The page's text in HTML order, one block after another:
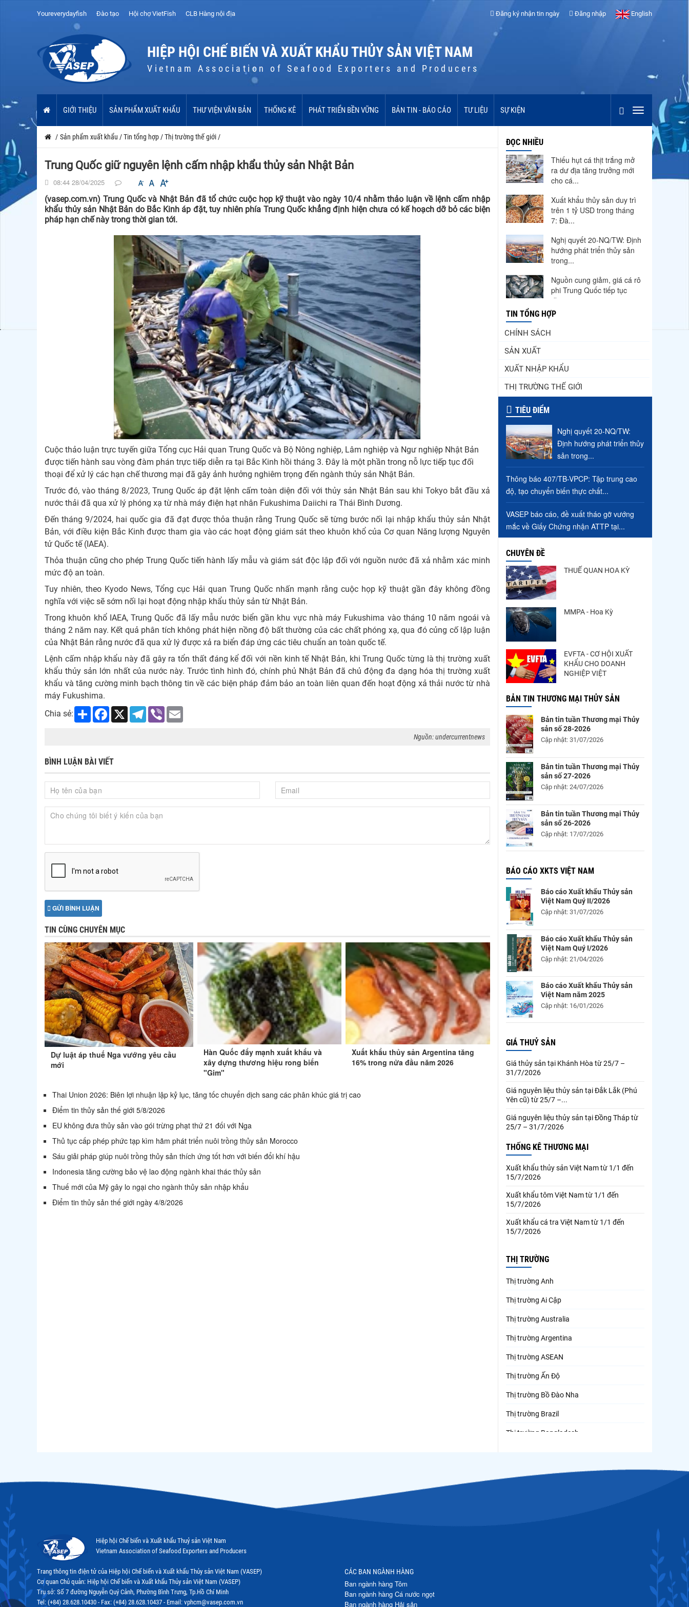
Youreverydayfish Đào tạo Hội chợ VietFish CLB Hàng nội địa Đăng ký nhận tin ngày Đăng nhập English
HIỆP HỘI CHẾ BIẾN VÀ XUẤT KHẨU THỦY SẢN VIỆT NAM
Vietnam Association of Seafood Exporters and Producers
GIỚI THIỆU SẢN PHẨM XUẤT KHẨU THƯ VIỆN VĂN BẢN THỐNG KÊ PHÁT TRIỂN BỀN VỮNG BẢN TIN - BÁO CÁO TƯ LIỆU SỰ KIỆN
/ Sản phẩm xuất khẩu /Tin tổng hợp /Thị trường thế giới /
Trung Quốc giữ nguyên lệnh cấm nhập khẩu thủy sản Nhật Bản
08:44 28/04/2025
(vasep.com.vn) Trung Quốc và Nhật Bản đã tổ chức cuộc họp kỹ thuật vào ngày 10/4 nhằm thảo luận về lệnh cấm nhập
khẩu thủy sản Nhật Bản do Bắc Kinh áp đặt, tuy nhiên phía Trung Quốc khẳng định hiện chưa có kế hoạch dỡ bỏ các biện
pháp hạn chế này trong thời gian tới.
Cuộc thảo luận trực tuyến giữa Tổng cục Hải quan Trung Quốc và Bộ Nông nghiệp, Lâm nghiệp và Ngư nghiệp Nhật Bản
được tiến hành sau vòng đàm phán trực tiếp diễn ra tại Bắc Kinh hồi tháng 3. Đây là một phần trong nỗ lực tiếp tục đối
thoại để xử lý các hạn chế thương mại đã gây ảnh hưởng nghiêm trọng đến ngành thủy sản Nhật Bản.
Trước đó, vào tháng 8/2023, Trung Quốc áp đặt lệnh cấm toàn diện đối với thủy sản Nhật Bản sau khi Tokyo bắt đầu xả
nước thải đã qua xử lý phóng xạ từ nhà máy điện hạt nhân Fukushima Daiichi ra Thái Bình Dương.
Đến tháng 9/2024, hai quốc gia đã đạt được thỏa thuận rằng Trung Quốc sẽ từng bước nối lại nhập khẩu thủy sản Nhật
Bản, với điều kiện Bắc Kinh được tham gia vào các hoạt động giám sát theo khuôn khổ của Cơ quan Năng lượng Nguyên
tử Quốc tế (IAEA).
Thỏa thuận cũng cho phép Trung Quốc tiến hành lấy mẫu và giám sát độc lập đối với nguồn nước đã xả nhằm xác minh
mức độ an toàn.
Tuy nhiên, theo Kyodo News, Tổng cục Hải quan Trung Quốc nhấn mạnh rằng cuộc họp kỹ thuật gần đây không đồng
nghĩa với việc sẽ sớm nối lại hoạt động nhập khẩu thủy sản từ Nhật Bản.
Trong khuôn khổ IAEA, Trung Quốc đã lấy mẫu nước biển gần khu vực nhà máy Fukushima vào tháng 10 năm ngoái và
tháng 2 năm nay. Kết quả phân tích không phát hiện nồng độ bất thường của các chất phóng xạ, qua đó củng cố lập luận
của Nhật Bản rằng nước đã qua xử lý được xả ra biển đáp ứng các tiêu chuẩn an toàn quốc tế.
Lệnh cấm nhập khẩu này đã gây ra tổn thất đáng kể đối với nền kinh tế Nhật Bản, khi Trung Quốc từng là thị trường xuất
khẩu thủy sản lớn nhất của nước này. Trước tình hình đó, chính phủ Nhật Bản đã chủ động đa dạng hóa thị trường xuất
khẩu và tăng cường minh bạch thông tin về các biện pháp đảm bảo an toàn liên quan đến hoạt động xả thải nước từ nhà
máy Fukushima.
Chia sẻ:
Share Facebook
X Telegram
Viber
Nguồn: undercurrentnews
BÌNH LUẬN BÀI VIẾT
GỬI BÌNH LUẬN
TIN CÙNG CHUYÊN MỤC
Dự luật áp thuế Nga vướng yêu cầu
mới
Hàn Quốc đẩy mạnh xuất khẩu và
xây dựng thương hiệu rong biển
"Gim"
Xuất khẩu thủy sản Argentina tăng
16% trong nửa đầu năm 2026
Thai Union 2026: Biên lợi nhuận lập kỷ lục, tăng tốc chuyển dịch sang các phân khúc giá trị cao
Điểm tin thủy sản thế giới 5/8/2026
EU không đưa thủy sản vào gói trừng phạt thứ 21 đối với Nga
Thủ tục cấp phép phức tạp kìm hãm phát triển nuôi trồng thủy sản Morocco
Sáu giải pháp giúp nuôi trồng thủy sản thích ứng tốt hơn với biến đổi khí hậu
Indonesia tăng cường bảo vệ lao động ngành khai thác thủy sản
Thuế mới của Mỹ gây lo ngại cho ngành thủy sản nhập khẩu
Điểm tin thủy sản thế giới ngày 4/8/2026
ĐỌC NHIỀU
Thiếu hụt cá thịt trắng mở
ra dư địa tăng trưởng mới
cho cá...
Xuất khẩu thủy sản duy trì
trên 1 tỷ USD trong tháng
7: Đà...
Nghị quyết 20-NQ/TW: Định
hướng phát triển thủy sản
trong...
Nguồn cung giảm, giá cá rô
phi Trung Quốc tiếp tục
tăng
VASEP chào đón Công ty
toàn thực phẩm (sửa đổi)
Thuế Mục 301 và bài toán
thích ứng của tôm Việt tại
thị...
nhập khẩu mực, trong khi
nguồn cung...
Điểm tin thủy sản thế giới
ngày 3/8/2026
TIN TỔNG HỢP
CHÍNH SÁCH
SẢN XUẤT
XUẤT NHẬP KHẨU
THỊ TRƯỜNG THẾ GIỚI
TIÊU ĐIỂM
Nghị quyết 20-NQ/TW:
Định hướng phát triển thủy
sản trong...
Thông báo 407/TB-VPCP: Tập trung cao
độ, tạo chuyển biến thực chất...
VASEP báo cáo, đề xuất tháo gỡ vướng
mắc về Giấy Chứng nhận ATTP tại...
CHUYÊN ĐỀ
THUẾ QUAN HOA KỲ
MMPA - Hoa Kỳ
EVFTA - CƠ HỘI XUẤT
KHẨU CHO DOANH
NGHIỆP VIỆT
BẢN TIN THƯƠNG MẠI THỦY SẢN
Bản tin tuần Thương mại Thủy
sản số 28-2026
Cập nhật: 31/07/2026
Bản tin tuần Thương mại Thủy
sản số 27-2026
Cập nhật: 24/07/2026
Bản tin tuần Thương mại Thủy
sản số 26-2026
Cập nhật: 17/07/2026
BÁO CÁO XKTS VIỆT NAM
Báo cáo Xuất khẩu Thủy sản
Việt Nam Quý II/2026
Cập nhật: 31/07/2026
Báo cáo Xuất khẩu Thủy sản
Việt Nam Quý I/2026
Cập nhật: 21/04/2026
Báo cáo Xuất khẩu Thủy sản
Việt Nam năm 2025
Cập nhật: 16/01/2026
GIÁ THUỶ SẢN
Giá thủy sản tại Khánh Hòa từ 25/7 –
31/7/2026
Giá nguyên liệu thủy sản tại Đắk Lắk (Phú
Yên cũ) từ 25/7 –...
Giá nguyên liệu thủy sản tại Đồng Tháp từ
25/7 – 31/7/2026
THỐNG KÊ THƯƠNG MẠI
Xuất khẩu thủy sản Việt Nam từ 1/1 đến
15/7/2026
Xuất khẩu tôm Việt Nam từ 1/1 đến
15/7/2026
Xuất khẩu cá tra Việt Nam từ 1/1 đến
15/7/2026
THỊ TRƯỜNG
Thị trường Anh
Thị trường Ai Cập
Thị trường Australia
Thị trường Argentina
Thị trường ASEAN
Thị trường Ấn Độ
Thị trường Bồ Đào Nha
Thị trường Brazil
Thị trường Bangladesh
Thị trường Canada
Hiệp hội Chế biến và Xuất khẩu Thuỷ sản Việt Nam
Vietnam Association of Seafood Exporters and Producers
Trang thông tin điện tử của Hiệp hội Chế biến và Xuất khẩu Thủy sản Việt Nam (VASEP)
Cơ quan Chủ quản: Hiệp hội Chế biến và Xuất khẩu Thủy sản Việt Nam (VASEP)
Trụ sở: Số 7 đường Nguyễn Quý Cảnh, Phường Bình Trưng, Tp.Hồ Chí Minh
Tel: (+84) 28.628.10430 - Fax: (+84) 28.628.10437 - Email: vphcm@vasep.com.vn
CÁC BAN NGÀNH HÀNG
Ban ngành hàng Tôm
Ban ngành hàng Cá nước ngọt
Ban ngành hàng Hải sản